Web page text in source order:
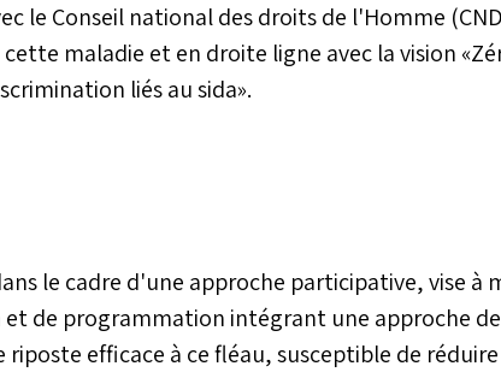
le Conseil national des droits de l'Homme
maladie et en droite ligne avec la vision
liés au sida».
le cadre d'une approche participative, vise à
de programmation intégrant une approche
riposte efficace à ce fléau, susceptible de